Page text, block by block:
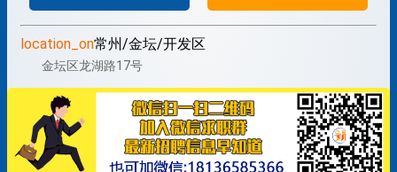
location_on常州/金坛/开发区
金坛区龙湖路17号